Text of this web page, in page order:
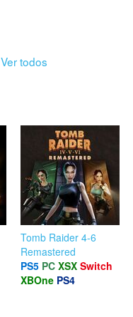
Ver todos
Tomb Raider 4-6
Remastered
PS5 PC XSX Switch
XBOne PS4